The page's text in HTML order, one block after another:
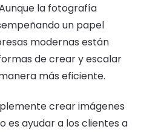
la fotografía
un papel
modernas están
de crear y escalar
más eficiente.
crear imágenes
es ayudar a los clientes a